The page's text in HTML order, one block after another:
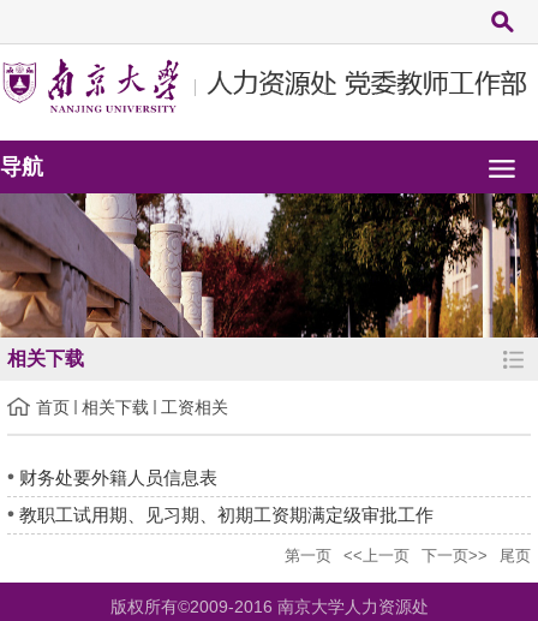
导航
相关下载
首页 相关下载 工资相关
财务处要外籍人员信息表
教职工试用期、见习期、初期工资期满定级审批工作
第一页 <<上一页 下一页>> 尾页
版权所有©2009-2016 南京大学人力资源处